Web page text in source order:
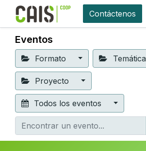
Contáctenos
Eventos
Formato Temática
Proyecto
Todos los eventos